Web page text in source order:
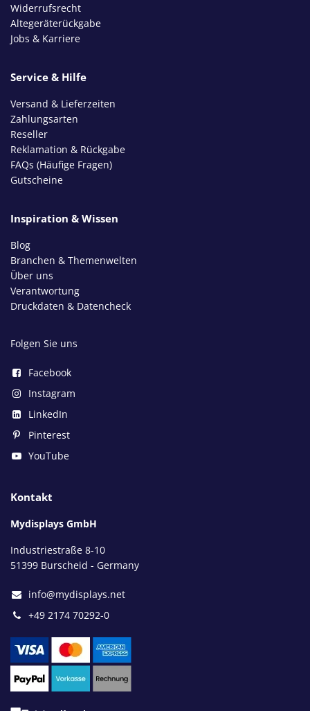
Widerrufsrecht
Altegeräterückgabe
Jobs & Karriere
Service & Hilfe
Versand & Lieferzeiten
Zahlungsarten
Reseller
Reklamation & Rückgabe
FAQs (Häufige Fragen)
Gutscheine
Inspiration & Wissen
Blog
Branchen & Themenwelten
Über uns
Verantwortung
Druckdaten & Datencheck
Folgen Sie uns
Facebook
Instagram
LinkedIn
Pinterest
YouTube
Kontakt
Mydisplays GmbH
Industriestraße 8-10
51399 Burscheid - Germany
info@mydisplays.net
+49 2174 70292-0